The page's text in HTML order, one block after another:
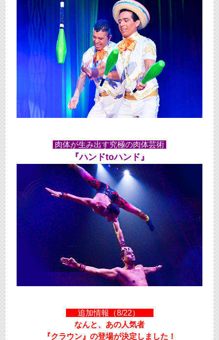
肉体が生み出す究極の肉体芸術
『ハンドtoハンド』
追加情報（8/22）
なんと、あの人気者
『クラウン』の登場が決定しました！